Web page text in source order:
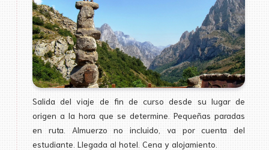
Salida del viaje de fin de curso desde su lugar de
origen a la hora que se determine. Pequeñas paradas
en ruta. Almuerzo no incluido, va por cuenta del
estudiante. Llegada al hotel. Cena y alojamiento.